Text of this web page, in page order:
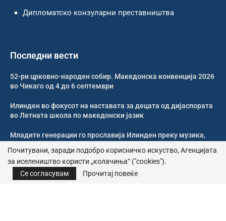
Дипломатско конзуларни преставништва
Последни вести
52-ри црковно-народен собир. Македонска конвенција 2026
во Чикаго од 4 до 6 септември
Илинден во фокусот на наставата за децата од дијаспората
во Летната школа по македонски јазик
Младите генерации го прославија Илинден преку музика,
Свечено и молитвено одбележан Илинден во Џилонг
Почитувани, заради подобро корисничко искуство, Агенцијата
за иселеништво користи „колачиња“ ("cookies").
Се согласувам
Прочитај повеќе